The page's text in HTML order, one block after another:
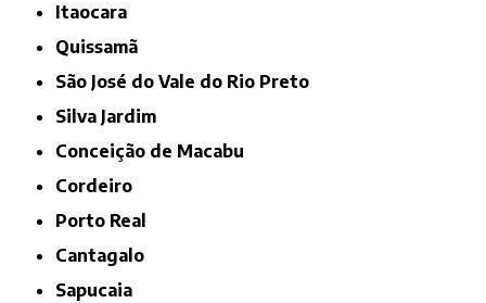
Itaocara
Quissamã
São José do Vale do Rio Preto
Silva Jardim
Conceição de Macabu
Cordeiro
Porto Real
Cantagalo
Sapucaia